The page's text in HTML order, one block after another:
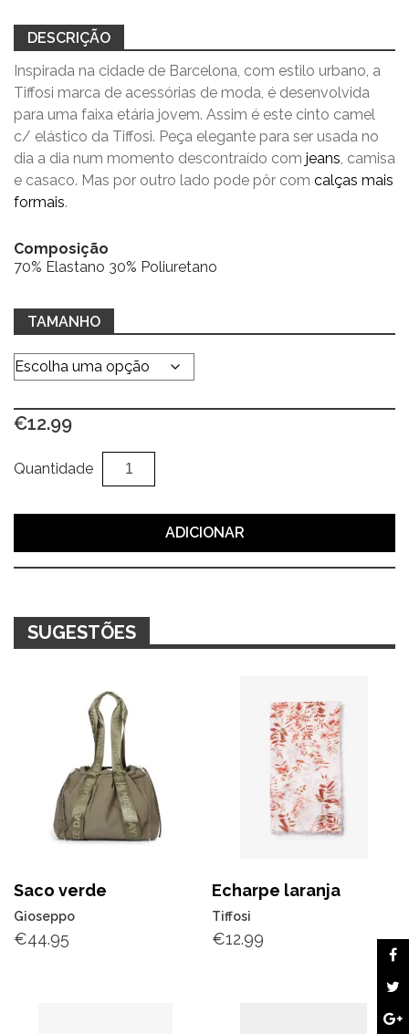
DESCRIÇÃO
Inspirada na cidade de Barcelona, com estilo urbano, a
Tiffosi marca de acessórias de moda, é desenvolvida
para uma faixa etária jovem. Assim é este cinto camel
c/ elástico da Tiffosi. Peça elegante para ser usada no
dia a dia num momento descontraído com jeans, camisa
e casaco. Mas por outro lado pode pôr com calças mais
formais.
Composição
70% Elastano 30% Poliuretano
TAMANHO
€12.99
Quantidade
Quantidade
de
c/
elástico
ADICIONAR
SUGESTÕES
Saco verde
Gioseppo
€44.95
Echarpe laranja
Tiffosi
€12.99